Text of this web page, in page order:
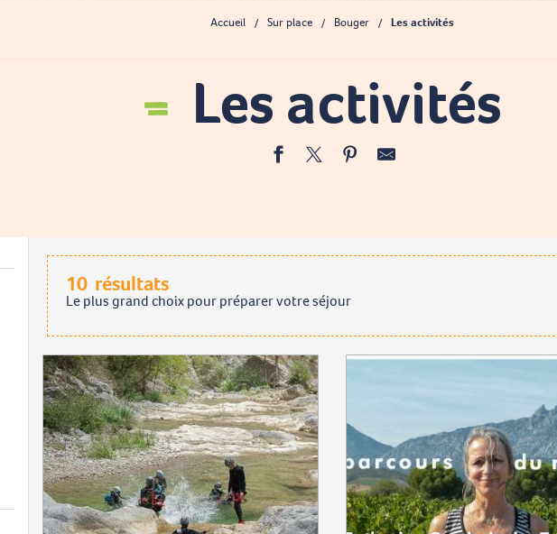
Accueil Sur place Bouger Les activités
Les activités
10 résultats
Le plus grand choix pour préparer votre séjour